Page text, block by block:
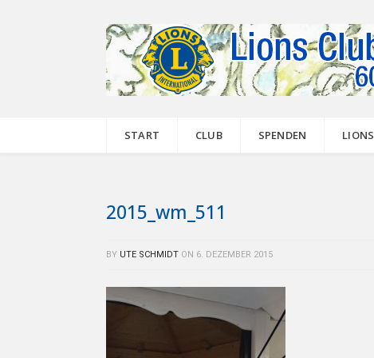
START CLUB SPENDEN LIONS
2015_wm_511
BY UTE SCHMIDT ON 6. DEZEMBER 2015